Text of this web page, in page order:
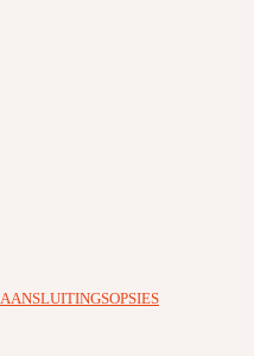
AANSLUITINGSOPSIES